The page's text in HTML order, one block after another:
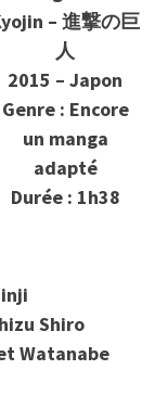
– 進撃の巨
人
2015 – Japon
Genre : Encore
un manga
adapté
Durée : 1h38
Shiro
Watanabe